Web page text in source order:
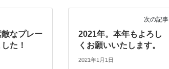
なプレー
た！
次の記事
2021年。本年もよろし
くお願いいたします。
2021年1月1日